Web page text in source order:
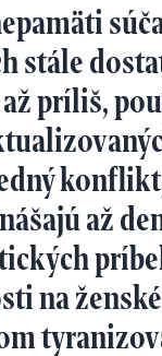
stále
príliš,
až
na